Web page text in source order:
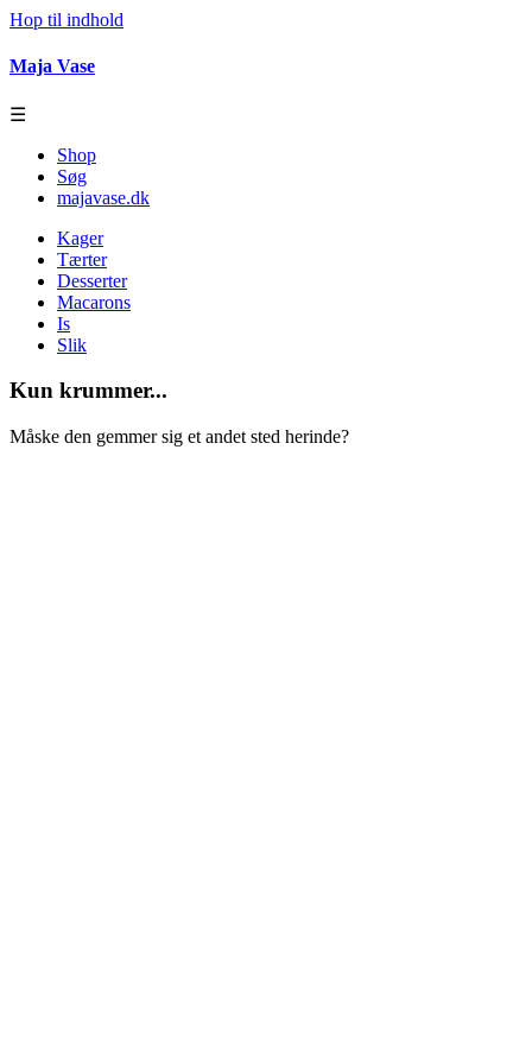
Hop til indhold
Maja Vase
☰
Shop
Søg
majavase.dk
Kager
Tærter
Desserter
Macarons
Is
Slik
Kun krummer...
Måske den gemmer sig et andet sted herinde?